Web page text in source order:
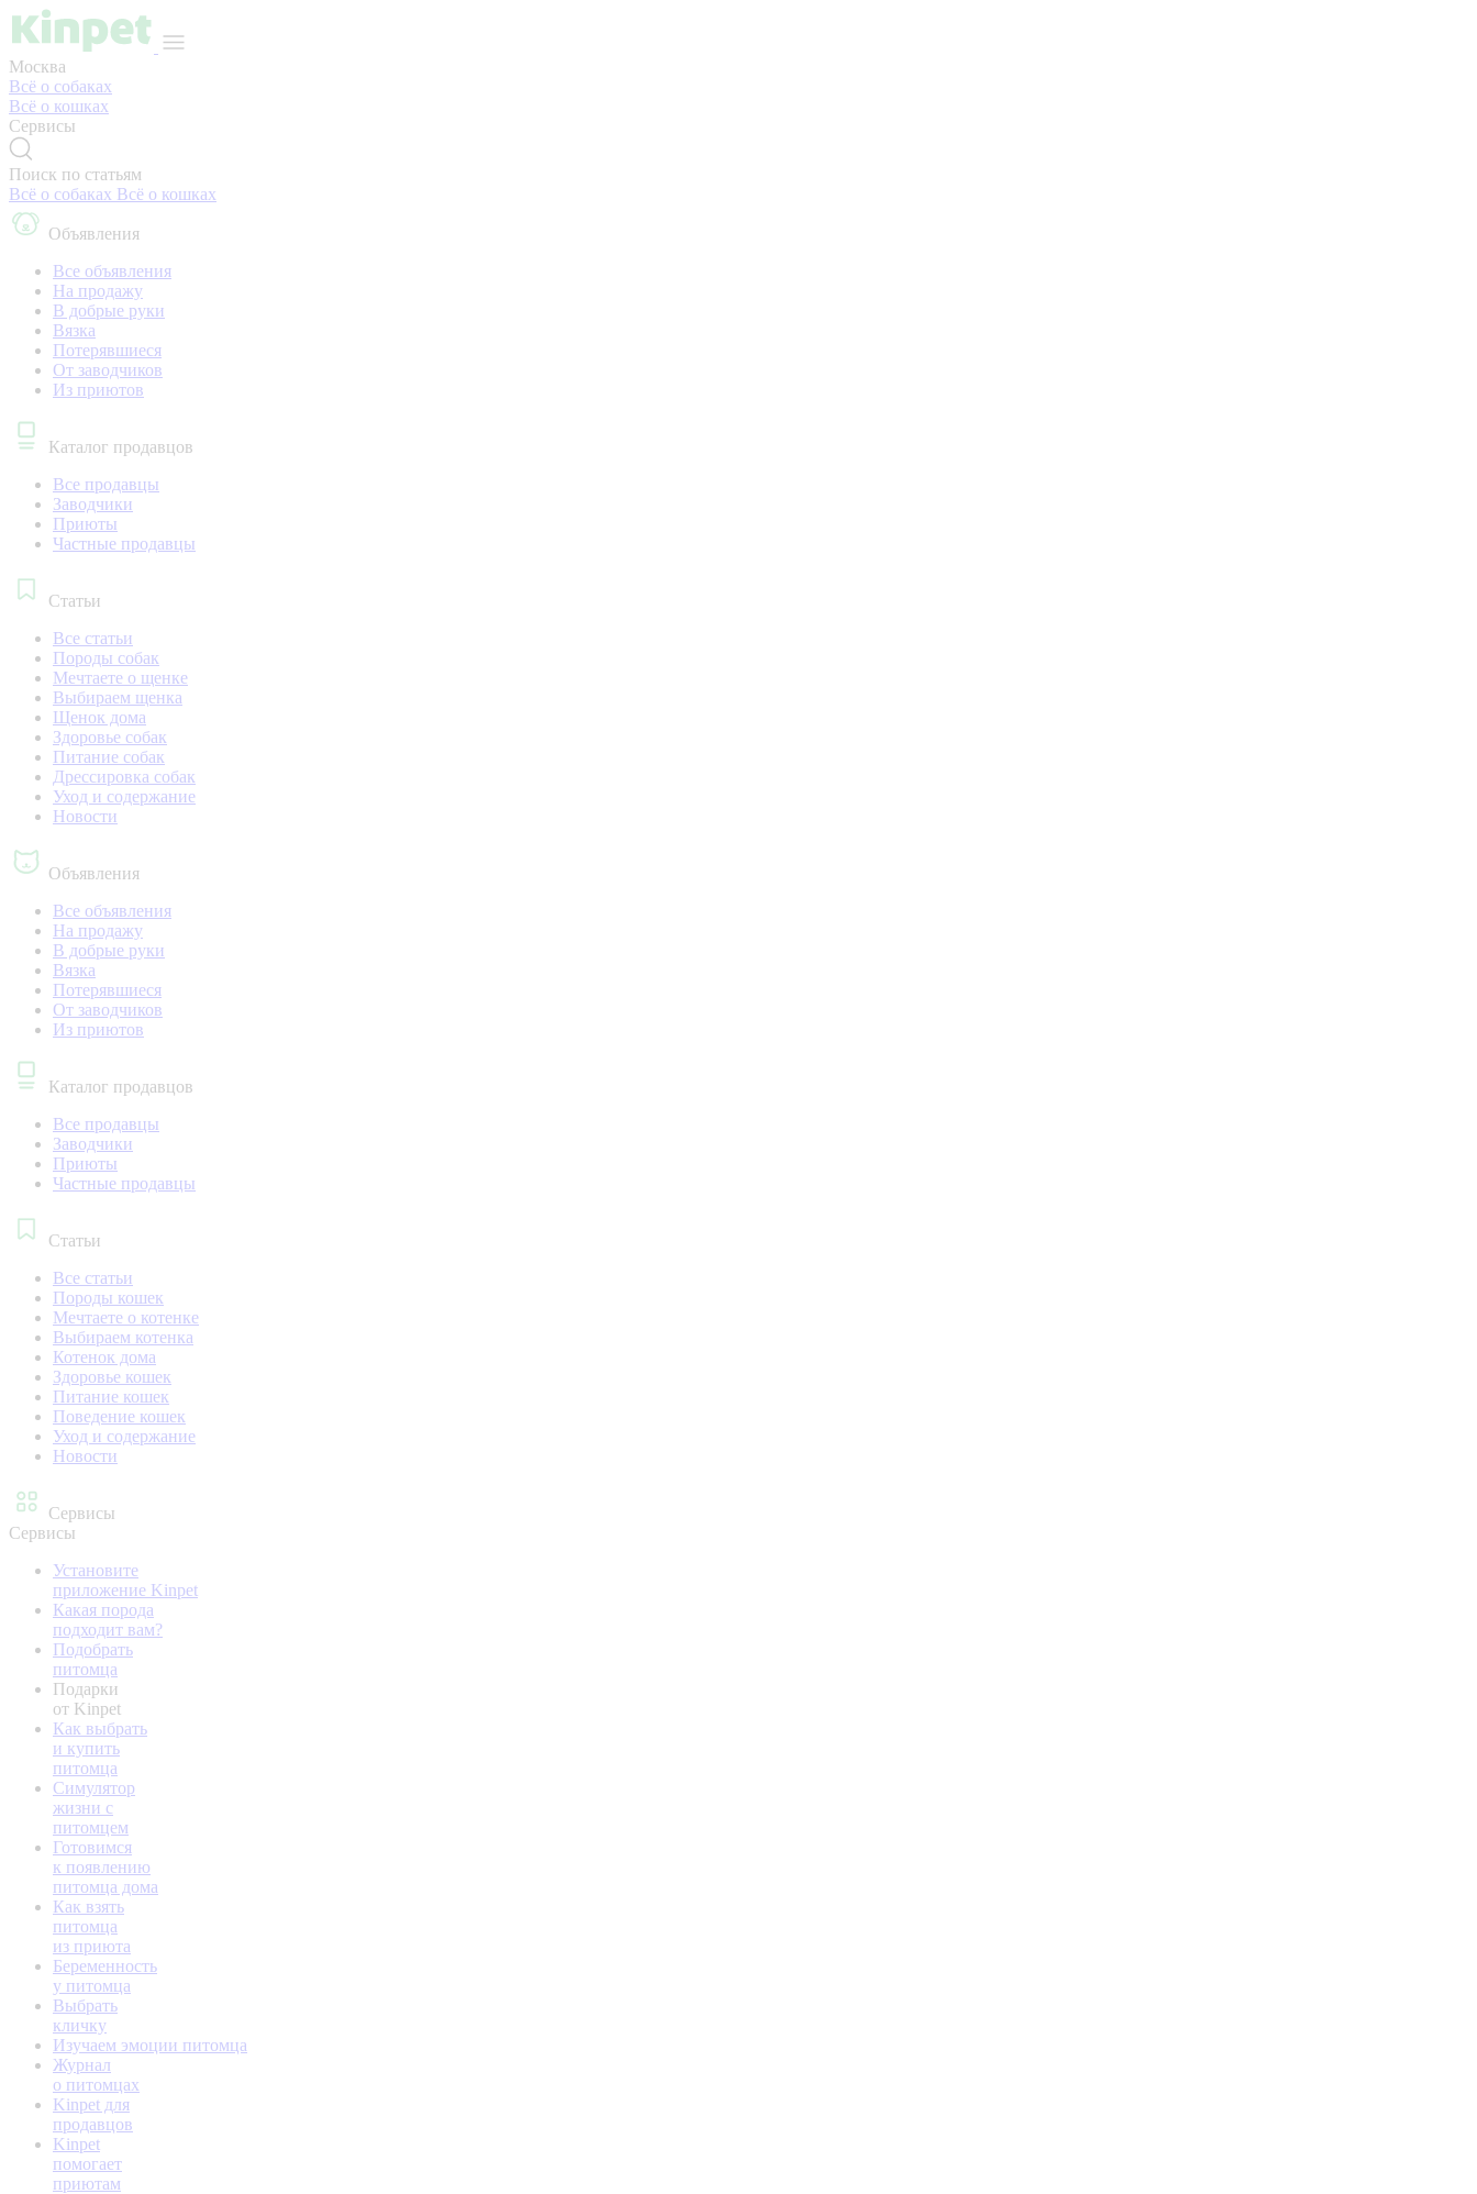
Москва
Всё о собаках
Всё о кошках
Сервисы
Поиск по статьям
Всё о собаках Всё о кошках
Объявления
Все объявления
На продажу
В добрые руки
Вязка
Потерявшиеся
От заводчиков
Из приютов
Каталог продавцов
Все продавцы
Заводчики
Приюты
Частные продавцы
Статьи
Все статьи
Породы собак
Мечтаете о щенке
Выбираем щенка
Щенок дома
Здоровье собак
Питание собак
Дрессировка собак
Уход и содержание
Новости
Объявления
Все объявления
На продажу
В добрые руки
Вязка
Потерявшиеся
От заводчиков
Из приютов
Каталог продавцов
Все продавцы
Заводчики
Приюты
Частные продавцы
Статьи
Все статьи
Породы кошек
Мечтаете о котенке
Выбираем котенка
Котенок дома
Здоровье кошек
Питание кошек
Поведение кошек
Уход и содержание
Новости
Сервисы
Сервисы
Установите
приложение Kinpet
Какая порода
подходит вам?
Подобрать
питомца
Подарки
от Kinpet
Как выбрать
и купить
питомца
Симулятор
жизни с
питомцем
Готовимся
к появлению
питомца дома
Как взять
питомца
из приюта
Беременность
у питомца
Выбрать
кличку
Изучаем эмоции питомца
Журнал
о питомцах
Kinpet для
продавцов
Kinpet
помогает
приютам